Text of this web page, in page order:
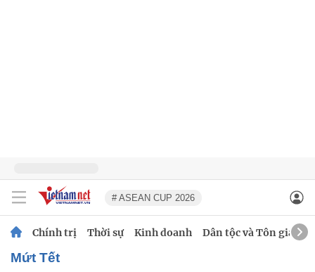
# ASEAN CUP 2026
Chính trị Thời sự Kinh doanh Dân tộc và Tôn giáo
Mứt Tết